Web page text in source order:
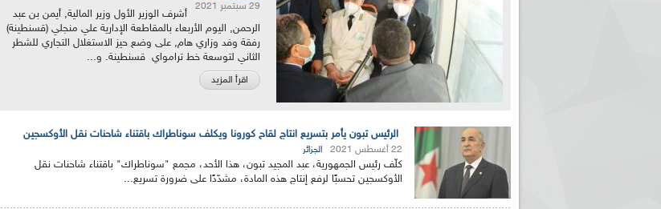
29 سبتمبر 2021
أشرف الوزير الأول وزير المالية, أيمن بن عبد
الرحمن, اليوم الأربعاء بالمقاطعة الإدارية علي منجلي (قسنطينة)
رفقة وفد وزاري هام, على وضع حيز الاستغلال التجاري للشطر
الثاني لتوسعة خط ترامواي قسنطينة. و...
اقرأ المزيد
الرئيس تبون يأمر بتسريع انتاج لقاح كورونا ويكلف سوناطراك باقتناء شاحنات نقل الأوكسجين
22 أغسطس 2021 الجزائر
كلّف رئيس الجمهورية، عبد المجيد تبون، هذا الأحد، مجمع "سوناطراك" باقتناء شاحنات نقل
الأوكسجين تحسبًا لرفع إنتاج هذه المادة، مشدّدًا على ضرورة تسريع...